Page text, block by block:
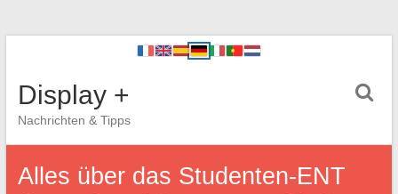
Display +
Nachrichten & Tipps
Alles über das Studenten-ENT